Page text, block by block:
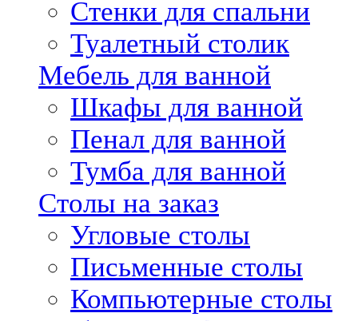
Стенки для спальни
Туалетный столик
Мебель для ванной
Шкафы для ванной
Пенал для ванной
Тумба для ванной
Столы на заказ
Угловые столы
Письменные столы
Компьютерные столы